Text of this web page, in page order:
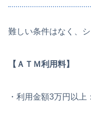
難しい条件はなく、
【ＡＴＭ利用料】
・利用金額3万円以